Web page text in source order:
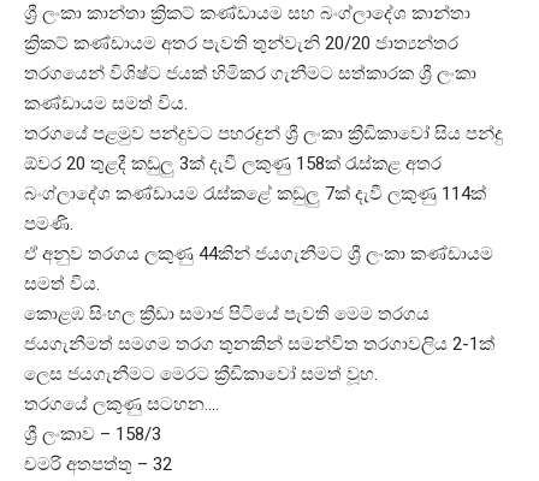
ශ්‍රී ලංකා කාන්තා ක්‍රිකට් කණ්ඩායම සහ බංග්ලාදේශ කාන්තා
ක්‍රිකට් කණ්ඩායම අතර පැවති තුන්වැනි 20/20 ජාත්‍යන්තර
තරගයෙන් විශිෂ්ට ජයක් හිමිකර ගැනීමට සත්කාරක ශ්‍රී ලංකා
කණ්ඩායම සමත් විය.
තරගයේ පළමුව පන්දුවට පහරදුන් ශ්‍රී ලංකා ක්‍රීඩිකාවෝ සිය පන්දු
ඕවර 20 තුළදී කඩුලු 3ක් දැවී ලකුණු 158ක් රැස්කළ අතර
බංග්ලාදේශ කණ්ඩායම රැස්කළේ කඩුලු 7ක් දැවී ලකුණු 114ක්
පමණි.
ඒ අනුව තරගය ලකුණු 44කින් ජයගැනීමට ශ්‍රී ලංකා කණ්ඩායම
සමත් විය.
කොළඹ සිංහල ක්‍රීඩා සමාජ පිටියේ පැවති මෙම තරගය
ජයගැනීමත් සමගම තරග තුනකින් සමන්විත තරගාවලිය 2-1ක්
ලෙස ජයගැනීමට මෙරට ක්‍රීඩිකාවෝ සමත් වූහ.
තරගයේ ලකුණු සටහන….
ශ්‍රී ලංකාව – 158/3
චමරි අතපත්තු – 32